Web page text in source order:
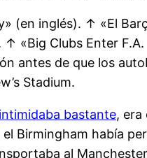
(en inglés). ↑ «El
«Big Clubs Enter
antes de que los
Stadium.
intimidaba bastante, era
Birmingham había
al